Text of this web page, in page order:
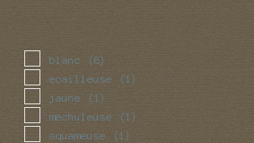
blanc (8)
ecailleuse (1)
jaune (1)
mechuleuse (1)
squameuse (1)